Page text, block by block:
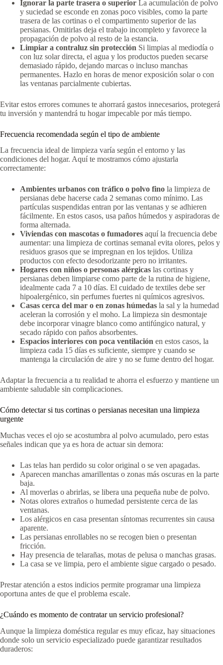
Ignorar la parte trasera o superior La acumulación de polvo
y suciedad se esconde en zonas poco visibles, como la parte
trasera de las cortinas o el compartimento superior de las
persianas. Omitirlas deja el trabajo incompleto y favorece la
propagación de polvo al resto de la estancia.
Limpiar a contraluz sin protección Si limpias al mediodía o
con luz solar directa, el agua y los productos pueden secarse
demasiado rápido, dejando marcas o incluso manchas
permanentes. Hazlo en horas de menor exposición solar o con
las ventanas parcialmente cubiertas.
Evitar estos errores comunes te ahorrará gastos innecesarios, protegerá
tu inversión y mantendrá tu hogar impecable por más tiempo.
Frecuencia recomendada según el tipo de ambiente
La frecuencia ideal de limpieza varía según el entorno y las
condiciones del hogar. Aquí te mostramos cómo ajustarla
correctamente:
Ambientes urbanos con tráfico o polvo fino la limpieza de
persianas debe hacerse cada 2 semanas como mínimo. Las
partículas suspendidas entran por las ventanas y se adhieren
fácilmente. En estos casos, usa paños húmedos y aspiradoras de
forma alternada.
Viviendas con mascotas o fumadores aquí la frecuencia debe
aumentar: una limpieza de cortinas semanal evita olores, pelos y
residuos grasos que se impregnan en los tejidos. Utiliza
productos con efecto desodorizante pero no irritantes.
Hogares con niños o personas alérgicas las cortinas y
persianas deben limpiarse como parte de la rutina de higiene,
idealmente cada 7 a 10 días. El cuidado de textiles debe ser
hipoalergénico, sin perfumes fuertes ni químicos agresivos.
Casas cerca del mar o en zonas húmedas la sal y la humedad
aceleran la corrosión y el moho. La limpieza sin desmontaje
debe incorporar vinagre blanco como antifúngico natural, y
secado rápido con paños absorbentes.
Espacios interiores con poca ventilación en estos casos, la
limpieza cada 15 días es suficiente, siempre y cuando se
mantenga la circulación de aire y no se fume dentro del hogar.
Adaptar la frecuencia a tu realidad te ahorra el esfuerzo y mantiene un
ambiente saludable sin complicaciones.
Cómo detectar si tus cortinas o persianas necesitan una limpieza
urgente
Muchas veces el ojo se acostumbra al polvo acumulado, pero estas
señales indican que ya es hora de actuar sin demora:
Las telas han perdido su color original o se ven apagadas.
Aparecen manchas amarillentas o zonas más oscuras en la parte
baja.
Al moverlas o abrirlas, se libera una pequeña nube de polvo.
Notas olores extraños o humedad persistente cerca de las
ventanas.
Los alérgicos en casa presentan síntomas recurrentes sin causa
aparente.
Las persianas enrollables no se recogen bien o presentan
fricción.
Hay presencia de telarañas, motas de pelusa o manchas grasas.
La casa se ve limpia, pero el ambiente sigue cargado o pesado.
Prestar atención a estos indicios permite programar una limpieza
oportuna antes de que el problema escale.
¿Cuándo es momento de contratar un servicio profesional?
Aunque la limpieza doméstica regular es muy eficaz, hay situaciones
donde solo un servicio especializado puede garantizar resultados
duraderos: